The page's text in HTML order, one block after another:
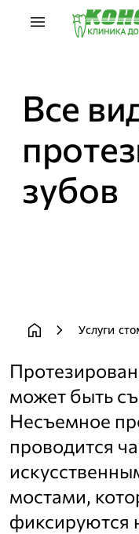
menu
Все
зубов
home chevron_right Услуги
может быть
Несъемное
проводится
мостами,
фиксируются